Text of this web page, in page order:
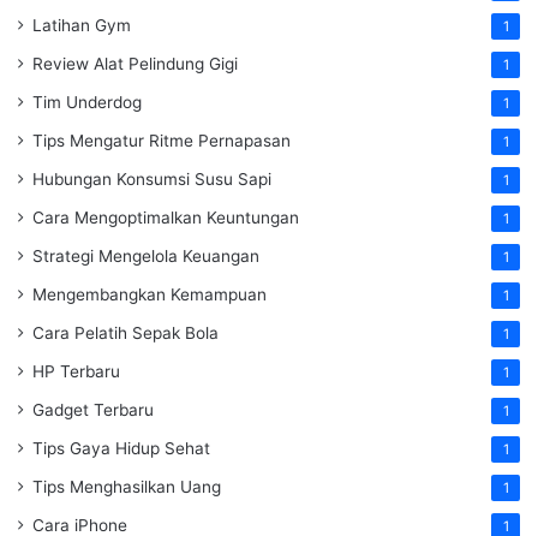
Latihan Gym 1
Review Alat Pelindung Gigi 1
Tim Underdog 1
Tips Mengatur Ritme Pernapasan 1
Hubungan Konsumsi Susu Sapi 1
Cara Mengoptimalkan Keuntungan 1
Strategi Mengelola Keuangan 1
Mengembangkan Kemampuan 1
Cara Pelatih Sepak Bola 1
HP Terbaru 1
Gadget Terbaru 1
Tips Gaya Hidup Sehat 1
Tips Menghasilkan Uang 1
Cara iPhone 1